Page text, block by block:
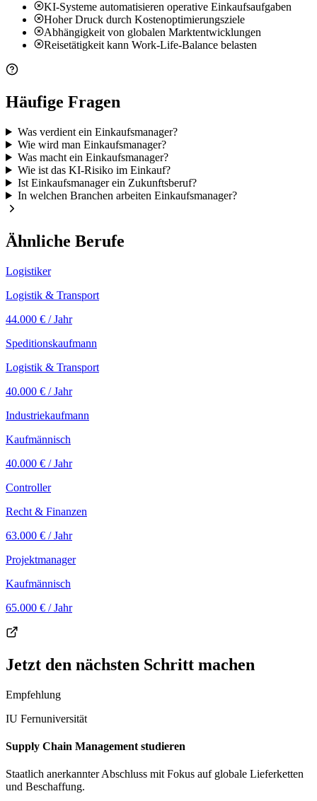
KI-Systeme automatisieren operative Einkaufsaufgaben
Hoher Druck durch Kostenoptimierungsziele
Abhängigkeit von globalen Marktentwicklungen
Reisetätigkeit kann Work-Life-Balance belasten
Häufige Fragen
Was verdient ein Einkaufsmanager?
Wie wird man Einkaufsmanager?
Was macht ein Einkaufsmanager?
Wie ist das KI-Risiko im Einkauf?
Ist Einkaufsmanager ein Zukunftsberuf?
In welchen Branchen arbeiten Einkaufsmanager?
Ähnliche Berufe
Logistiker
Logistik & Transport
44.000 € / Jahr
Speditionskaufmann
Logistik & Transport
40.000 € / Jahr
Industriekaufmann
Kaufmännisch
40.000 € / Jahr
Controller
Recht & Finanzen
63.000 € / Jahr
Projektmanager
Kaufmännisch
65.000 € / Jahr
Jetzt den nächsten Schritt machen
Empfehlung
IU Fernuniversität
Supply Chain Management studieren
Staatlich anerkannter Abschluss mit Fokus auf globale Lieferketten
und Beschaffung.